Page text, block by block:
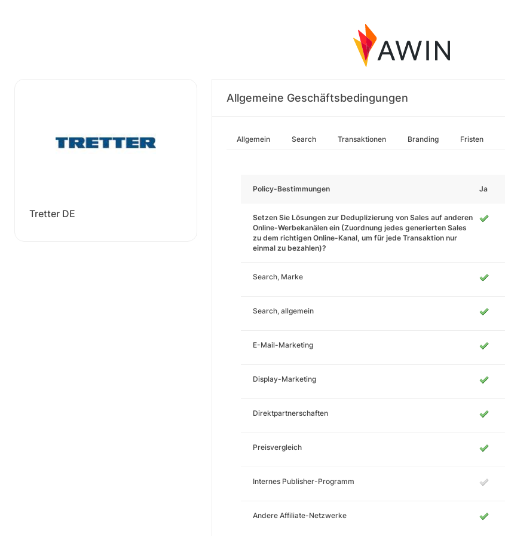
Tretter DE
Allgemeine Geschäftsbedingungen
Allgemein Search Transaktionen Branding Fristen
Policy-Bestimmungen Ja
Setzen Sie Lösungen zur Deduplizierung von Sales auf anderen
Online-Werbekanälen ein (Zuordnung jedes generierten Sales
zu dem richtigen Online-Kanal, um für jede Transaktion nur
einmal zu bezahlen)?
Search, Marke
Search, allgemein
E-Mail-Marketing
Display-Marketing
Direktpartnerschaften
Preisvergleich
Internes Publisher-Programm
Andere Affiliate-Netzwerke